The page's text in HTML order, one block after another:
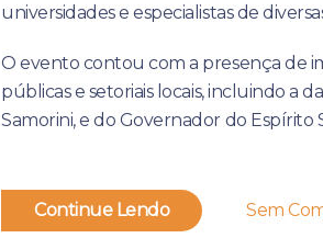
universidades e especialistas de
O evento contou com a presença de
públicas e setoriais locais, incluindo a
Samorini, e do Governador do Espírito
Continue Lendo Sem